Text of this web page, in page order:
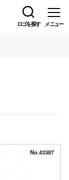
ロゴを探す メニュー
No.43387